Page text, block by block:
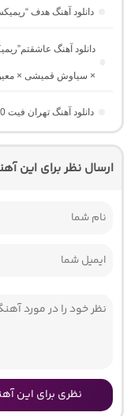
دانلود آهنگ هدف
دانلود آهنگ
× سیاوش قمیشی ×
دانلود آهنگ تهران فیت 50 “ریمیکس عاشقانه” از دیجی باربد و محمد موریانی
ارسال نظر برای این
نظری برای این